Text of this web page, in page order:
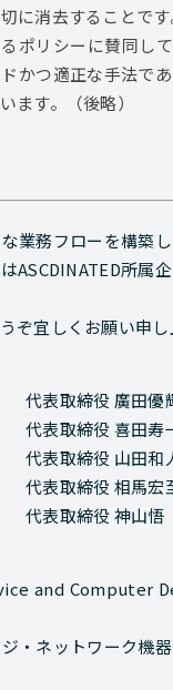
に消去することで
ポリシーに賛同し
かつ適正な手法で
ます。（後略）
業務フローを構築
ASCDINATED所属
ぞ宜しくお願い申し
代表取締役 廣田優
代表取締役 喜田寿
代表取締役 山田和
代表取締役 相馬宏
代表取締役 神山悟
and Computer
・ネットワーク機